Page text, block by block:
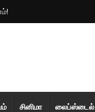
சினிமா லைப்ஸ்டைல்